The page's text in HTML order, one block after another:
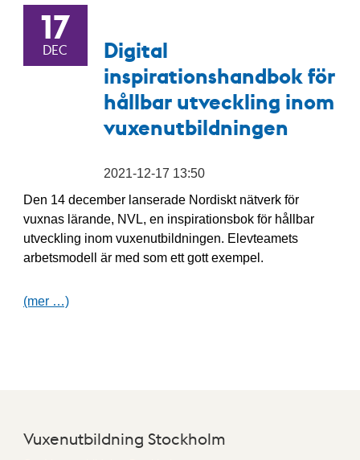
17
DEC
Digital
inspirationshandbok för
hållbar utveckling inom
vuxenutbildningen
2021-12-17 13:50
Den 14 december lanserade Nordiskt nätverk för
vuxnas lärande, NVL, en inspirationsbok för hållbar
utveckling inom vuxenutbildningen. Elevteamets
arbetsmodell är med som ett gott exempel.
(mer …)
Vuxenutbildning Stockholm